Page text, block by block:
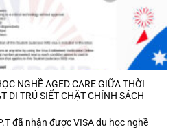
NGHỀ AGED CARE GIỮA THỜI
DI TRÚ SIẾT CHẶT CHÍNH SÁCH
đã nhận được VISA du học nghề